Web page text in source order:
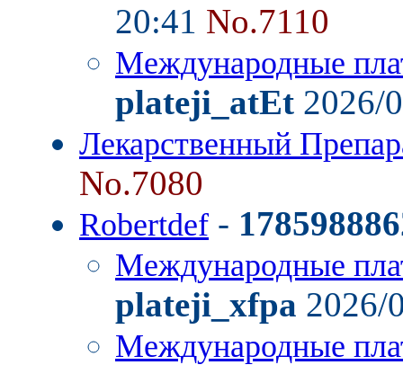
20:41 No.7110
Международные
plateji_atEt 2026/
Лекарственный
No.7080
Robertdef -
Международные
plateji_xfpa 2026/
Международные